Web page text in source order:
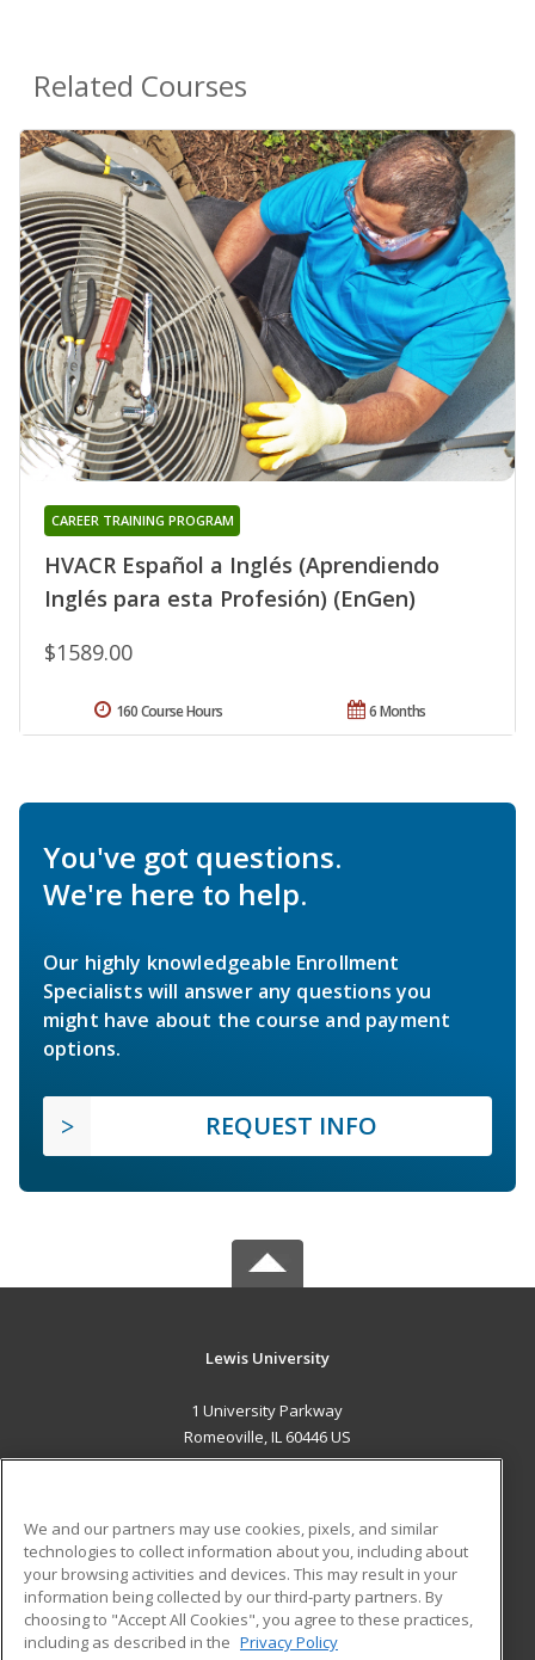
Related Courses
HVACR Español a Inglés (Aprendiendo
Inglés para esta Profesión) (EnGen)
CAREER TRAINING PROGRAM
$1589.00
6 Months
160 Course Hours
You've got questions.
We're here to help.
Our highly knowledgeable Enrollment
Specialists will answer any questions you
might have about the course and payment
options.
REQUEST INFO
Lewis University
1 University Parkway
Romeoville, IL 60446 US
ADDITIONAL RESOURCES
Military
Financial Assistance
Help
Student Blog
We and our partners may use cookies, pixels, and similar
technologies to collect information about you, including about
your browsing activities and devices. This may result in your
information being collected by our third-party partners. By
choosing to "Accept All Cookies", you agree to these practices,
including as described in the Privacy Policy